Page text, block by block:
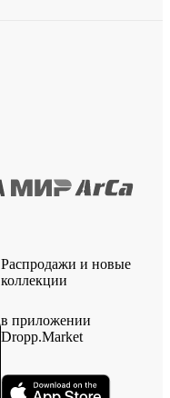
Распродажи и новые
коллекции
в приложении
Dropp.Market